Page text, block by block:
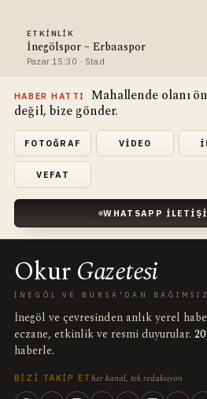
ETKINLIK
İnegölspor – Erbaaspor
Pazar 15:30 · Stad
HABER HATTI
Mahallende olanı
değil, bize gönder.
FOTOĞRAF VIDEO
VEFAT
WHATSAPP
OkurGazetesi
İNEGÖL VE BURSA'DAN
İnegöl ve çevresinden anlık yerel
eczane, etkinlik ve resmi duyurular.
haberle.
BIZI TAKIP ET her kanal, tek redaksiyon